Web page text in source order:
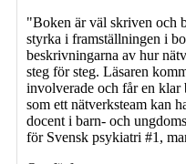
"Boken är väl skriven och
styrka i framställningen i
beskrivningarna av hur
steg för steg. Läsaren
involverade och får en klar
som ett nätverksteam kan
docent i barn- och
för Svensk psykiatri #1,